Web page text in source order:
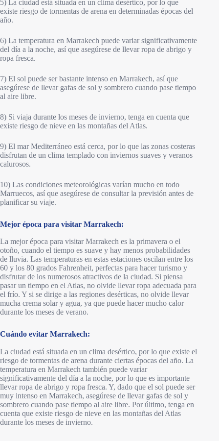
5) La ciudad está situada en un clima desértico, por lo que
existe riesgo de tormentas de arena en determinadas épocas del
año.
6) La temperatura en Marrakech puede variar significativamente
del día a la noche, así que asegúrese de llevar ropa de abrigo y
ropa fresca.
7) El sol puede ser bastante intenso en Marrakech, así que
asegúrese de llevar gafas de sol y sombrero cuando pase tiempo
al aire libre.
8) Si viaja durante los meses de invierno, tenga en cuenta que
existe riesgo de nieve en las montañas del Atlas.
9) El mar Mediterráneo está cerca, por lo que las zonas costeras
disfrutan de un clima templado con inviernos suaves y veranos
calurosos.
10) Las condiciones meteorológicas varían mucho en todo
Marruecos, así que asegúrese de consultar la previsión antes de
planificar su viaje.
Mejor época para visitar Marrakech:
La mejor época para visitar Marrakech es la primavera o el
otoño, cuando el tiempo es suave y hay menos probabilidades
de lluvia. Las temperaturas en estas estaciones oscilan entre los
60 y los 80 grados Fahrenheit, perfectas para hacer turismo y
disfrutar de los numerosos atractivos de la ciudad. Si piensa
pasar un tiempo en el Atlas, no olvide llevar ropa adecuada para
el frío. Y si se dirige a las regiones desérticas, no olvide llevar
mucha crema solar y agua, ya que puede hacer mucho calor
durante los meses de verano.
Cuándo evitar Marrakech:
La ciudad está situada en un clima desértico, por lo que existe el
riesgo de tormentas de arena durante ciertas épocas del año. La
temperatura en Marrakech también puede variar
significativamente del día a la noche, por lo que es importante
llevar ropa de abrigo y ropa fresca. Y, dado que el sol puede ser
muy intenso en Marrakech, asegúrese de llevar gafas de sol y
sombrero cuando pase tiempo al aire libre. Por último, tenga en
cuenta que existe riesgo de nieve en las montañas del Atlas
durante los meses de invierno.